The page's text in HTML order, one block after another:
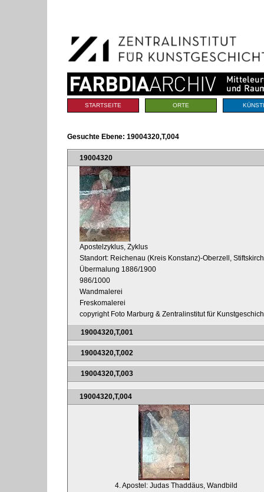
Navigation
Sektionen
STARTSEITE ORTE
Gesuchte Ebene: 19004320,T,004
19004320
Apostelzyklus, Zyklus
Standort: Reichenau (Kreis Konstanz)-Oberzell,
Übermalung 1886/1900
986/1000
Wandmalerei
Freskomalerei
copyright Foto Marburg & Zentralinstitut für
19004320,T,001
19004320,T,002
19004320,T,003
19004320,T,004
4. Apostel: Judas Thaddäus, Wandbild